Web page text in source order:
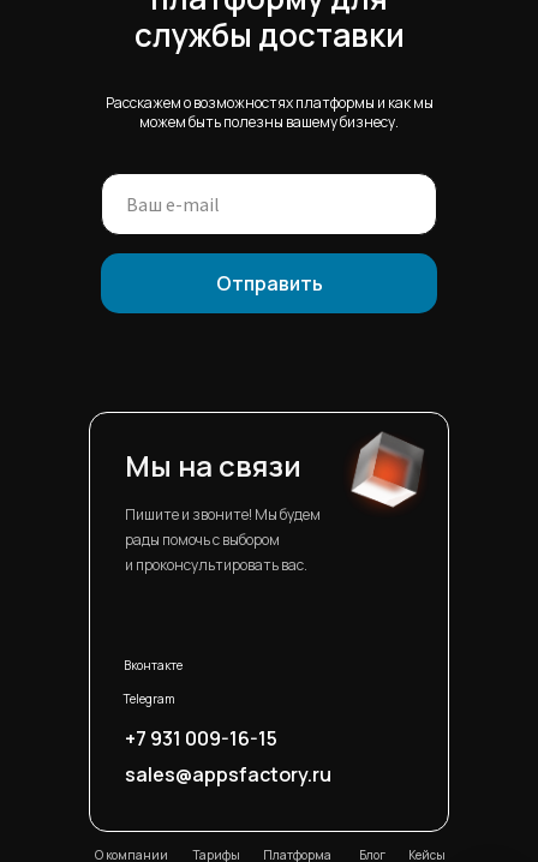
службы доставки
Расскажем о возможностях платформы и как мы
можем быть полезны вашему бизнесу.
Отправить
Пишите и звоните! Мы будем
рады помочь с выбором
и проконсультировать вас.
Мы на связи
Вконтакте
Telegram
+7 931 009-16-15
sales@appsfactory.ru
О компании Платформа Кейсы
Тарифы Блог